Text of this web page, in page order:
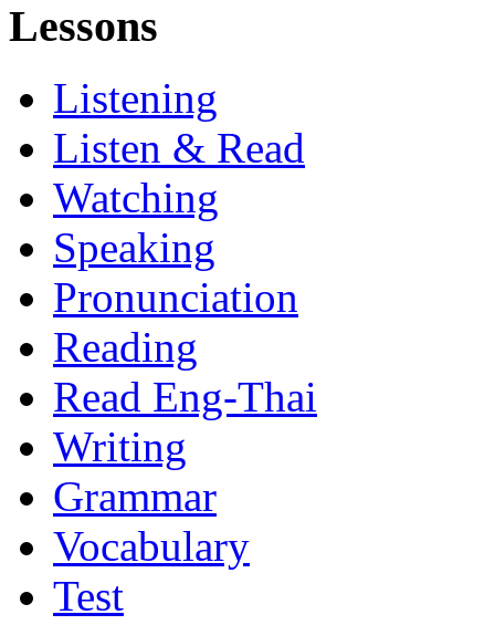
Lessons
Listening
Listen & Read
Watching
Speaking
Pronunciation
Reading
Read Eng-Thai
Writing
Grammar
Vocabulary
Test